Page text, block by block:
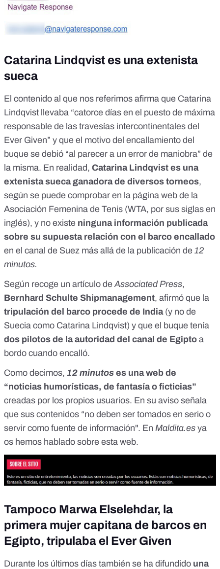
Catarina Lindqvist es una extenista
sueca
El contenido al que nos referimos afirma que Catarina
Lindqvist llevaba “catorce días en el puesto de máxima
responsable de las travesías intercontinentales del
Ever Given” y que el motivo del encallamiento del
buque se debió “al parecer a un error de maniobra” de
la misma. En realidad, Catarina Lindqvist es una
extenista sueca ganadora de diversos torneos,
según se puede comprobar en la página web de la
Asociación Femenina de Tenis (WTA, por sus siglas en
inglés), y no existe ninguna información publicada
sobre su supuesta relación con el barco encallado
en el canal de Suez más allá de la publicación de 12
minutos.
Según recoge un artículo de Associated Press,
Bernhard Schulte Shipmanagement, afirmó que la
tripulación del barco procede de India(y no de
Suecia como Catarina Lindqvist) y que el buque tenía
dos pilotos de la autoridad del canal de Egipto a
bordo cuando encalló.
Como decimos, 12 minutos es una web de
“noticias humorísticas, de fantasía o ficticias”
creadas por los propios usuarios. En su aviso señala
que sus contenidos “no deben ser tomados en serio o
servir como fuente de información". En Maldita.es ya
os hemos hablado sobre esta web.
Tampoco Marwa Elselehdar, la
primera mujer capitana de barcos en
Egipto, tripulaba el Ever Given
Durante los últimos días también se ha difundido una